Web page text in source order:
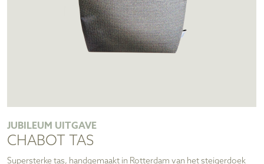
JUBILEUM UITGAVE
CHABOT TAS
Supersterke tas, handgemaakt in Rotterdam van het steigerdoek